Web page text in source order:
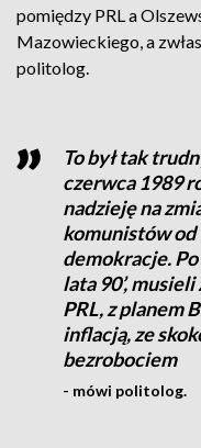
pomiędzy PRL a
Mazowieckiego, a
politolog.
To był tak
czerwca 1989
nadzieję na
komunistów od
demokracje.
lata 90’,
PRL, z planem
inflacją, ze
bezrobociem
- mówi politolog.